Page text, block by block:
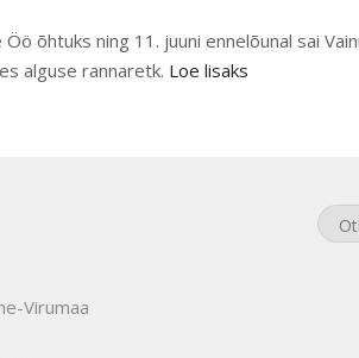
õhtuks ning 11. juuni ennelõunal sai
alguse rannaretk. Loe lisaks
Virumaa